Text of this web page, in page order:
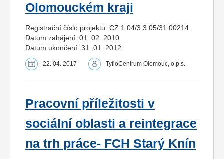
Olomouckém kraji
Registrační číslo projektu: CZ.1.04/3.3.05/31.00214
Datum zahájení: 01. 02. 2010
Datum ukončení: 31. 01. 2012
22. 04. 2017 TyfloCentrum Olomouc, o.p.s.
Pracovní příležitosti v
sociální oblasti a reintegrace
na trh práce- FCH Starý Knín